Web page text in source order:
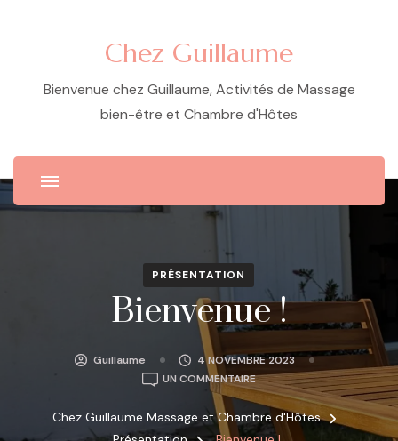
Chez Guillaume
Bienvenue chez Guillaume, Activités de Massage
bien-être et Chambre d'Hôtes
PRÉSENTATION
Bienvenue !
Guillaume
4 NOVEMBRE 2023
UN COMMENTAIRESUR
BIENVENUE !
Chez Guillaume Massage et Chambre d'Hôtes